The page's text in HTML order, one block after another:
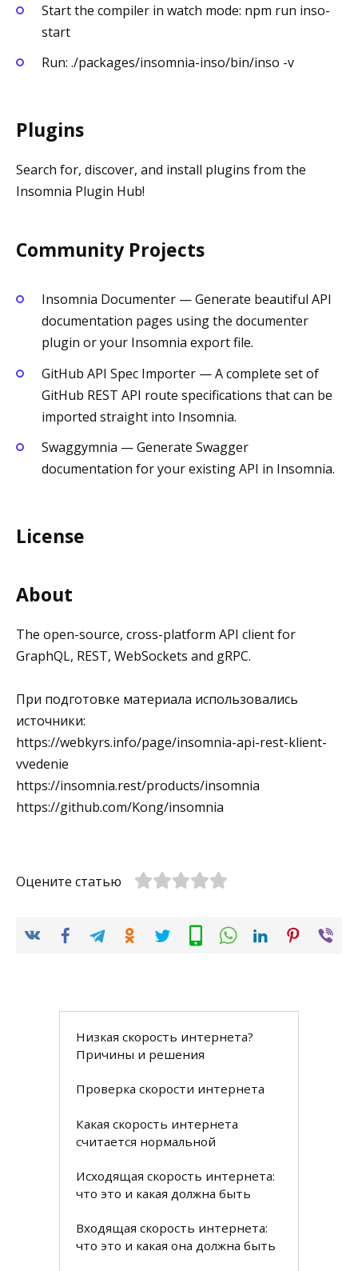
Start the compiler in watch mode: npm run inso-
start
Run: ./packages/insomnia-inso/bin/inso -v
Plugins
Search for, discover, and install plugins from the
Insomnia Plugin Hub!
Community Projects
Insomnia Documenter — Generate beautiful API
documentation pages using the documenter
plugin or your Insomnia export file.
GitHub API Spec Importer — A complete set of
GitHub REST API route specifications that can be
imported straight into Insomnia.
Swaggymnia — Generate Swagger
documentation for your existing API in Insomnia.
License
About
The open-source, cross-platform API client for
GraphQL, REST, WebSockets and gRPC.
При подготовке материала использовались
источники:
https://webkyrs.info/page/insomnia-api-rest-klient-
vvedenie
https://insomnia.rest/products/insomnia
https://github.com/Kong/insomnia
Оцените статью
Низкая скорость интернета?
Причины и решения
Проверка скорости интернета
Какая скорость интернета
считается нормальной
Исходящая скорость интернета:
что это и какая должна быть
Входящая скорость интернета:
что это и какая она должна быть